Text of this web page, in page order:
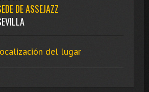
DE ASSEJAZZ
del lugar